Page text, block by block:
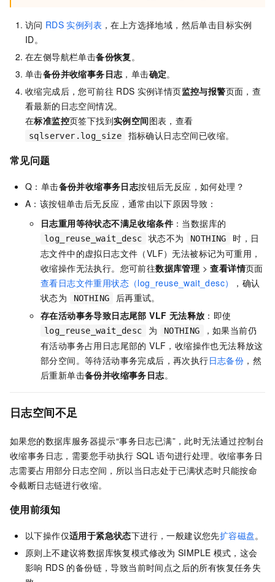
访问 RDS 实例列表 ，在上方选择地域，然后单击目标实例
ID。
在左侧导航栏单击备份恢复。
单击备份并收缩事务日志，单击确定。
收缩完成后，您可前往 RDS 实例详情页监控与报警页面，查
看最新的日志空间情况。
在标准监控页签下找到实例空间图表，查看
sqlserver.log_size 指标确认日志空间已收缩。
常见问题
Q：单击备份并收缩事务日志按钮后无反应，如何处理？
A：该按钮单击后无反应，通常由以下原因导致：
日志重用等待状态不满足收缩条件 ：当数据库的
log_reuse_wait_desc 状态不为 NOTHING
时，日
志文件中的虚拟日志文件（VLF）无法被标记为可重用，
收缩操作无法执行。您可前往数据库管理 >查看详情页面
查看日志文件重用状态（log_reuse_wait_desc）
，确认
状态为
NOTHING
后再重试。
存在活动事务导致日志尾部 VLF 无法释放 ：即使
log_reuse_wait_desc 为 NOTHING
，如果当前仍
有活动事务占用日志尾部的 VLF，收缩操作也无法释放这
部分空间。等待活动事务完成后，再次执行日志备份 ，然
后重新单击备份并收缩事务日志。
日志空间不足
如果您的数据库服务器提示“事务日志已满”，此时无法通过控制台
收缩事务日志，需要您手动执行 SQL 语句进行处理。收缩事务日
志需要占用部分日志空间，所以当日志处于已满状态时只能按命
令截断日志链进行收缩。
使用前须知
以下操作仅适用于紧急状态下进行，一般建议您先扩容磁盘。
原则上不建议将数据库恢复模式修改为 SIMPLE 模式，这会
影响 RDS 的备份链，导致当前时间点之后的所有恢复任务失